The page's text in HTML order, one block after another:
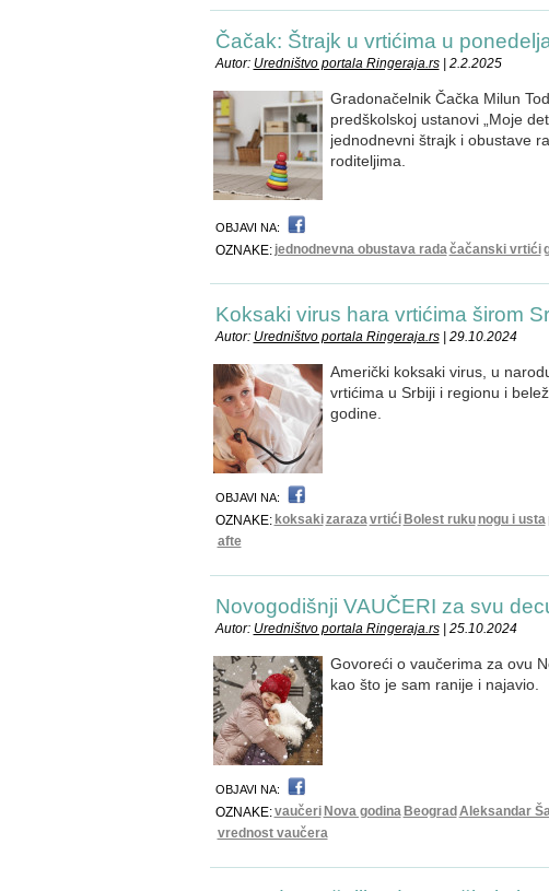
Čačak: Štrajk u vrtićima u
Autor: Uredništvo portala Ringeraja.rs| 2.2.2025
Gradonačelnik Čačka Milun
predškolskoj ustanovi „Moje
jednodnevni štrajk i obustave
roditeljima.
OBJAVI NA:
OZNAKE: jednodnevna obustava radačačanski vrtići
Koksaki virus hara vrtićima širom
Autor: Uredništvo portala Ringeraja.rs| 29.10.2024
Američki koksaki virus, u
vrtićima u Srbiji i regionu i
godine.
OBJAVI NA:
OZNAKE: koksakizarazavrtići Bolest ruku nogu i usta
afte
Novogodišnji VAUČERI za svu
Autor: Uredništvo portala Ringeraja.rs| 25.10.2024
Govoreći o vaučerima za ovu
kao što je sam ranije i najavio.
OBJAVI NA:
OZNAKE:vaučeri Nova godina Beograd Aleksandar
vrednost vaučera